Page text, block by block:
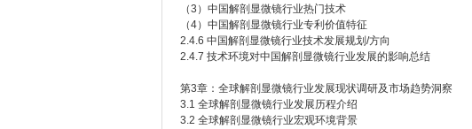
（3）中国解剖显微镜行业热门技术
（4）中国解剖显微镜行业专利价值特征
2.4.6 中国解剖显微镜行业技术发展规划/方向
2.4.7 技术环境对中国解剖显微镜行业发展的影响总结
第3章：全球解剖显微镜行业发展现状调研及市场趋势洞察
3.1 全球解剖显微镜行业发展历程介绍
3.2 全球解剖显微镜行业宏观环境背景